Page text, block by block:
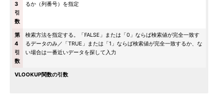
3
引
数
るか（列番号）を指定
第
4
引
数
検索方法を指定する。「FALSE」または「0」ならば検索値が完全一致す
るデータのみ／「TRUE」または「1」ならば検索値が完全一致するか、な
い場合は一番近いデータを探して入力
VLOOKUP関数の引数